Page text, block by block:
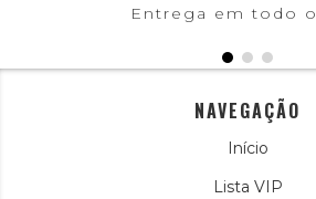
Entrega em todo
NAVEGAÇÃO
Início
Lista VIP